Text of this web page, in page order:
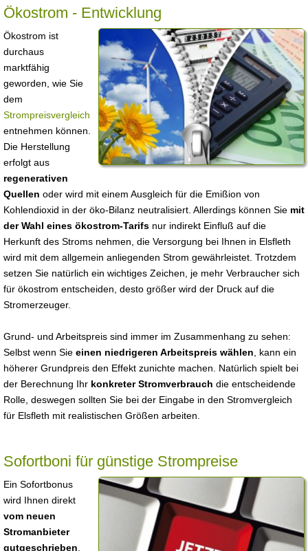
Ökostrom - Entwicklung
Ökostrom ist
durchaus
marktfähig
geworden, wie Sie
dem
Strompreisvergleich
entnehmen können.
Die Herstellung
erfolgt aus
regenerativen
Quellen oder wird mit einem Ausgleich für die Emißion von
Kohlendioxid in der öko-Bilanz neutralisiert. Allerdings können Sie mit
der Wahl eines ökostrom-Tarifs nur indirekt Einfluß auf die
Herkunft des Stroms nehmen, die Versorgung bei Ihnen in Elsfleth
wird mit dem allgemein anliegenden Strom gewährleistet. Trotzdem
setzen Sie natürlich ein wichtiges Zeichen, je mehr Verbraucher sich
für ökostrom entscheiden, desto größer wird der Druck auf die
Stromerzeuger.
Grund- und Arbeitspreis sind immer im Zusammenhang zu sehen:
Selbst wenn Sie einen niedrigeren Arbeitspreis wählen , kann ein
höherer Grundpreis den Effekt zunichte machen. Natürlich spielt bei
der Berechnung Ihr konkreter Stromverbrauch die entscheidende
Rolle, deswegen sollten Sie bei der Eingabe in den Stromvergleich
für Elsfleth mit realistischen Größen arbeiten.
Sofortboni für günstige Strompreise
Ein Sofortbonus
wird Ihnen direkt
vom neuen
Stromanbieter
gutgeschrieben